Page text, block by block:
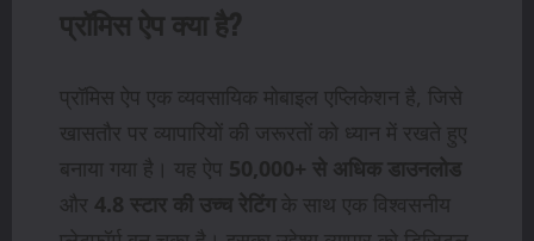
प्रॉमिस ऐप क्या है?
प्रॉमिस ऐप एक व्यवसायिक मोबाइल एप्लिकेशन है, जिसे
खासतौर पर व्यापारियों की जरूरतों को ध्यान में रखते हुए
बनाया गया है। यह ऐप 50,000+ से अधिक डाउनलोड
और 4.8 स्टार की उच्च रेटिंगके साथ एक विश्वसनीय